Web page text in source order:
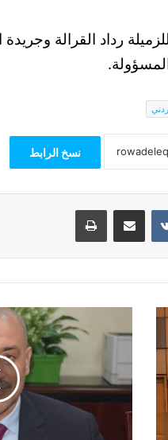
رداد القرالة وجريدة
نسخ الرابط
مشاركة عبر البريد طباعة
50%..
تعلن
إطلاق